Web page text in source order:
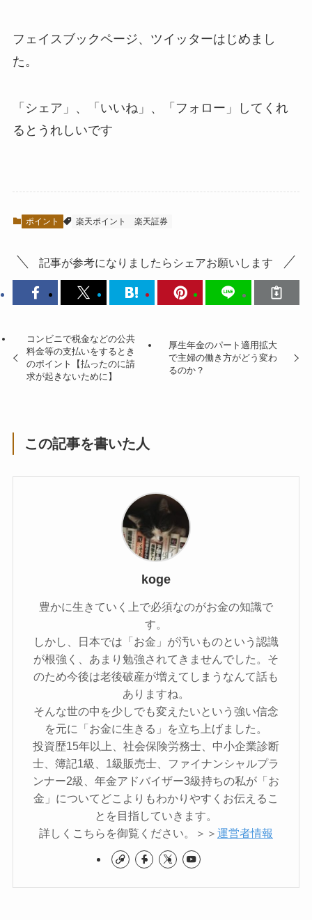
フェイスブックページ、ツイッターはじめまし
た。
「シェア」、「いいね」、「フォロー」してくれ
るとうれしいです
ポイント 楽天ポイント 楽天証券
記事が参考になりましたらシェアお願いします
コンビニで税金などの公共
料金等の支払いをするとき
のポイント【払ったのに請
求が起きないために】
厚生年金のパート適用拡大
で主婦の働き方がどう変わ
るのか？
この記事を書いた人
koge
豊かに生きていく上で必須なのがお金の知識で
す。
しかし、日本では「お金」が汚いものという認識
が根強く、あまり勉強されてきませんでした。そ
のため今後は老後破産が増えてしまうなんて話も
ありますね。
そんな世の中を少しでも変えたいという強い信念
を元に「お金に生きる」を立ち上げました。
投資歴15年以上、社会保険労務士、中小企業診断
士、簿記1級、1級販売士、ファイナンシャルプラ
ンナー2級、年金アドバイザー3級持ちの私が「お
金」についてどこよりもわかりやすくお伝えるこ
とを目指していきます。
詳しくこちらを御覧ください。＞＞ 運営者情報